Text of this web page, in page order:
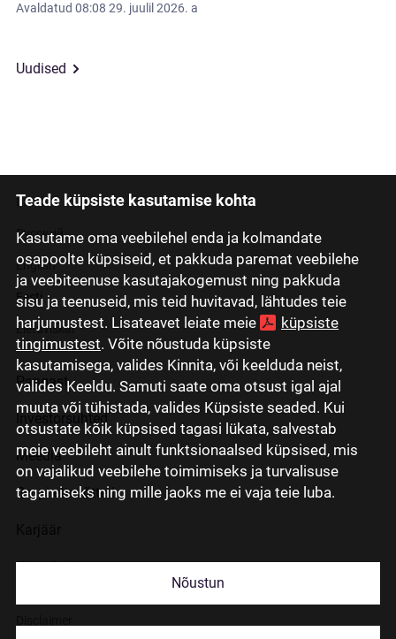
Teade küpsiste kasutamise kohta
Kasutame oma veebilehel enda ja kolmandate
osapoolte küpsiseid, et pakkuda paremat veebilehe
ja veebiteenuse kasutajakogemust ning pakkuda
sisu ja teenuseid, mis teid huvitavad, lähtudes teie
harjumustest. Lisateavet leiate meie
küpsiste
tingimustest. Võite nõustuda küpsiste
kasutamisega, valides Kinnita, või keelduda neist,
valides Keeldu. Samuti saate oma otsust igal ajal
muuta või tühistada, valides Küpsiste seaded. Kui
otsustate kõik küpsised tagasi lükata, salvestab
meie veebileht ainult funktsionaalsed küpsised, mis
on vajalikud veebilehe toimimiseks ja turvalisuse
tagamiseks ning mille jaoks me ei vaja teie luba.
Nõustun
Avaldatud 08:08 29. juulil 2026. a
Uudised
Latviski
Русский
English
Eesti
Lietuviškai
Pangast
Investorsuhted
Meedia
Grupi ettevõtted
Kontaktid